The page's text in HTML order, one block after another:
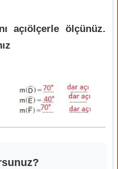
açıölçerle ölçünüz.